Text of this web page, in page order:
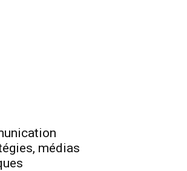
médias